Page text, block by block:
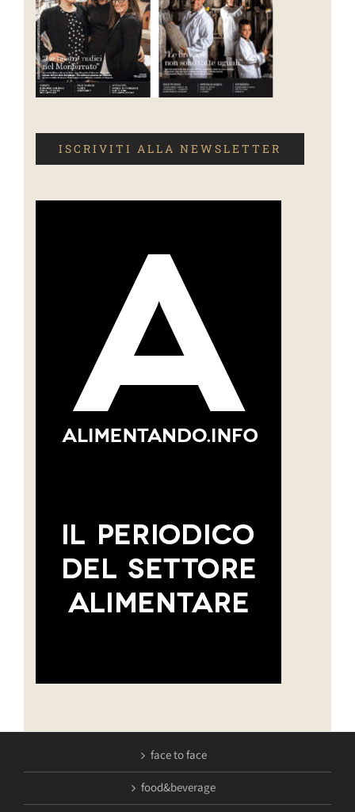
ISCRIVITI ALLA NEWSLETTER
face to face
food&beverage